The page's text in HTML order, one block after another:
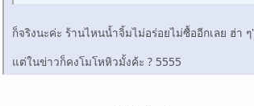
ก็จริงนะค่ะ ร้านไหนน้ำจิ้มไม่อร่อยไม่ซื้ออีกเลย ฮ่า ๆ'
แต่ในข่าวก็คงโมโหหิวมั้งค้ะ ? 5555